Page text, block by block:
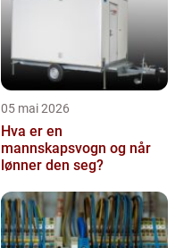
05 mai 2026
Hva er en
mannskapsvogn og når
lønner den seg?